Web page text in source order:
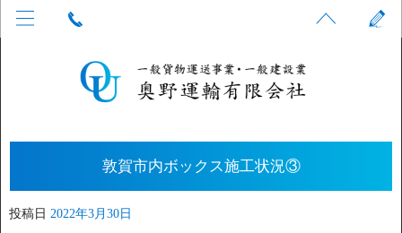
敦賀市内ボックス施工状況③
投稿日 2022年3月30日